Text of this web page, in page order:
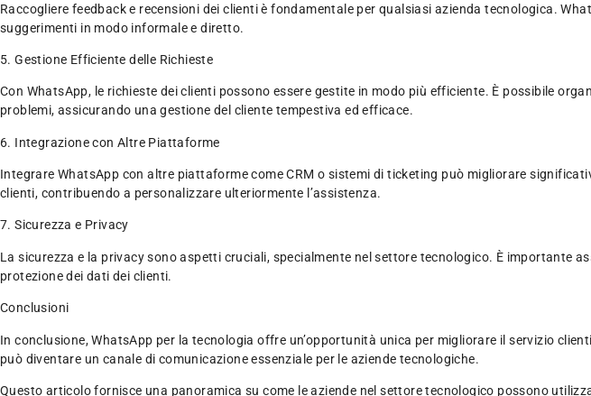
Raccogliere feedback e recensioni dei clienti è fondamentale per qualsiasi azienda tecnologica.
suggerimenti in modo informale e diretto.
5. Gestione Efficiente delle Richieste
Con WhatsApp, le richieste dei clienti possono essere gestite in modo più efficiente. È possibile
problemi, assicurando una gestione del cliente tempestiva ed efficace.
6. Integrazione con Altre Piattaforme
Integrare WhatsApp con altre piattaforme come CRM o sistemi di ticketing può migliorare
clienti, contribuendo a personalizzare ulteriormente l’assistenza.
7. Sicurezza e Privacy
La sicurezza e la privacy sono aspetti cruciali, specialmente nel settore tecnologico. È importante
protezione dei dati dei clienti.
Conclusioni
In conclusione, WhatsApp per la tecnologia offre un’opportunità unica per migliorare il servizio
può diventare un canale di comunicazione essenziale per le aziende tecnologiche.
Questo articolo fornisce una panoramica su come le aziende nel settore tecnologico possono